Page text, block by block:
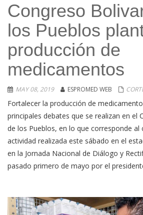
Congreso
los Pueblos
producción de
medicamentos
MAY 08, 2019 ESPROMED WEB
Fortalecer la producción de
principales debates que se realizan en el
de los Pueblos, en lo que corresponde al
actividad realizada este sábado en el
en la Jornada Nacional de Diálogo y
pasado primero de mayo por el